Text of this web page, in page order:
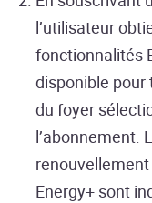
l’utilisateur
fonctionnalités
disponible
du foyer
l’abonnement.
Energy+ sont